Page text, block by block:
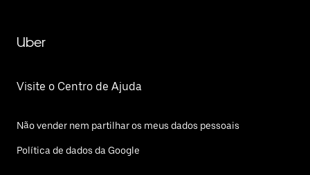
Uber
Visite o Centro de Ajuda
Não vender nem partilhar os meus dados pessoais
Política de dados da Google